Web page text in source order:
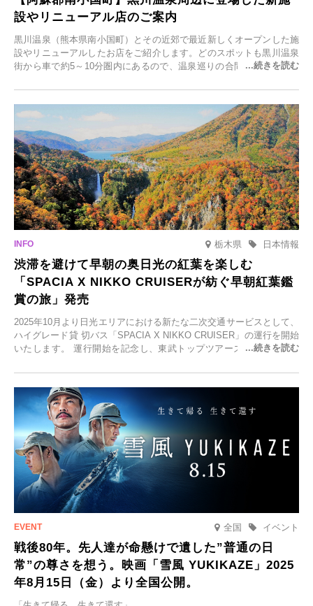
設やリニューアル店のご案内
黒川温泉（熊本県南小国町）とその近郊で最近新しくオープンした施
設やリニューアルしたお店をご紹介します。どのスポットも黒川温泉
街から車で約5～10分圏内にあるので、温泉巡りの合間に気軽に立ち
元食材にこだわったレストランなど、多彩な魅力が満載です。黒川温
泉の新たな楽しみとしてチェックしてみてください。
栃木県 日本情報
渋滞を避けて早朝の奥日光の紅葉を楽しむ
「SPACIA X NIKKO CRUISERが紡ぐ早朝紅葉鑑
賞の旅」発売
2025年10月より日光エリアにおける新たな二次交通サービスとして、
ハイグレード貸 切バス「SPACIA X NIKKO CRUISER」の運行を開始
いたします。 運行開始を記念し、東武トップツアーズ株式会社では
2025年9月12日(金)より発売いたします。
全国 イベント
戦後80年。先人達が命懸けで遺した”普通の日
常”の尊さを想う。映画「雪風 YUKIKAZE」2025
年8月15日（金）より全国公開。